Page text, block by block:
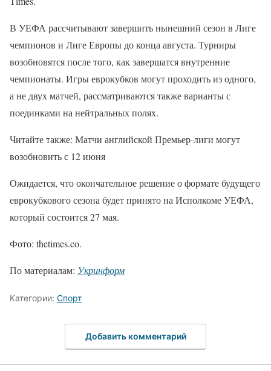
В УЕФА рассчитывают завершить нынешний сезон в Лиге
чемпионов и Лиге Европы до конца августа. Турниры
возобновятся после того, как завершатся внутренние
чемпионаты. Игры еврокубков могут проходить из одного,
а не двух матчей, рассматриваются также варианты с
поединками на нейтральных полях.
Читайте также: Матчи английской Премьер-лиги могут
возобновить с 12 июня
Ожидается, что окончательное решение о формате будущего
еврокубкового сезона будет принято на Исполкоме УЕФА,
который состоится 27 мая.
Фото: thetimes.co.
По материалам: Укринформ
Категории: Спорт
Добавить комментарий